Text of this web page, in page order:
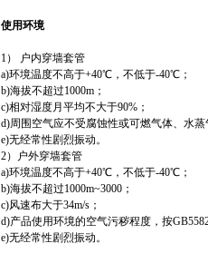
使用环境
1） 户内穿墙套管
a)环境温度不高于+40℃，不低于-40℃；
b)海拔不超过1000m；
c)相对湿度月平均不大于90%；
d)周围空气应不受腐蚀性或可燃气体、水
e)无经常性剧烈振动。
2）户外穿墙套管
a)环境温度不高于+40℃，不低于-40℃；
b)海拔不超过1000m~3000；
c)风速布大于34m/s；
d)产品使用环境的空气污秽程度，按
e)无经常性剧烈振动。